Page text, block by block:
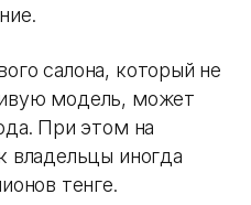
салона, который не
модель, может
При этом на
владельцы иногда
тенге.